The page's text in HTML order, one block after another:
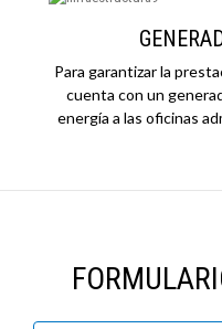
Para garantizar la
cuenta con un
energía a las oficinas